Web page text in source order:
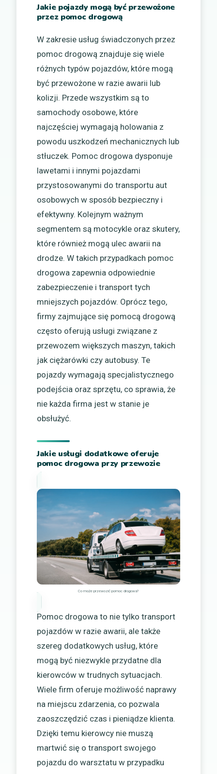
Jakie pojazdy mogą być przewożone
przez pomoc drogową
W zakresie usług świadczonych przez
pomoc drogową znajduje się wiele
różnych typów pojazdów, które mogą
być przewożone w razie awarii lub
kolizji. Przede wszystkim są to
samochody osobowe, które
najczęściej wymagają holowania z
powodu uszkodzeń mechanicznych lub
stłuczek. Pomoc drogowa dysponuje
lawetami i innymi pojazdami
przystosowanymi do transportu aut
osobowych w sposób bezpieczny i
efektywny. Kolejnym ważnym
segmentem są motocykle oraz skutery,
które również mogą ulec awarii na
drodze. W takich przypadkach pomoc
drogowa zapewnia odpowiednie
zabezpieczenie i transport tych
mniejszych pojazdów. Oprócz tego,
firmy zajmujące się pomocą drogową
często oferują usługi związane z
przewozem większych maszyn, takich
jak ciężarówki czy autobusy. Te
pojazdy wymagają specjalistycznego
podejścia oraz sprzętu, co sprawia, że
nie każda firma jest w stanie je
obsłużyć.
Jakie usługi dodatkowe oferuje
pomoc drogowa przy przewozie
Co może przewozić pomoc drogowa?
Pomoc drogowa to nie tylko transport
pojazdów w razie awarii, ale także
szereg dodatkowych usług, które
mogą być niezwykle przydatne dla
kierowców w trudnych sytuacjach.
Wiele firm oferuje możliwość naprawy
na miejscu zdarzenia, co pozwala
zaoszczędzić czas i pieniądze klienta.
Dzięki temu kierowcy nie muszą
martwić się o transport swojego
pojazdu do warsztatu w przypadku